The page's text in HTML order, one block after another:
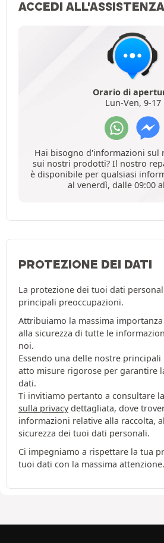
ACCEDI ALL'ASSISTENZA
Orario di
Lun-Ven, 9-17
Hai bisogno d'informazioni sul
sui nostri prodotti? Il nostro
è disponibile per qualsiasi
al venerdì, dalle 09:00
PROTEZIONE DEI DATI
La protezione dei tuoi dati
principali preoccupazioni.
Attribuiamo la massima
alla sicurezza di tutte le
noi.
Essendo una delle nostre
atto misure rigorose per garantire
dati.
Ti invitiamo pertanto a consultare
sulla privacydettagliata, dove
informazioni relative alla raccolta,
sicurezza dei tuoi dati personali.
Ci impegniamo a rispettare la tua
tuoi dati con la massima attenzione.